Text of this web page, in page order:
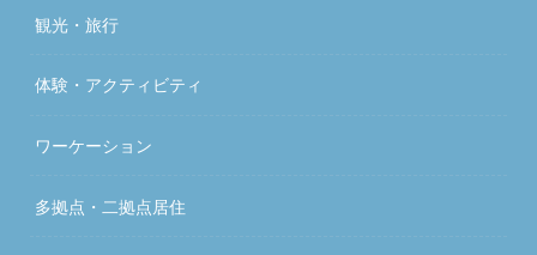
観光・旅行
体験・アクティビティ
ワーケーション
多拠点・二拠点居住